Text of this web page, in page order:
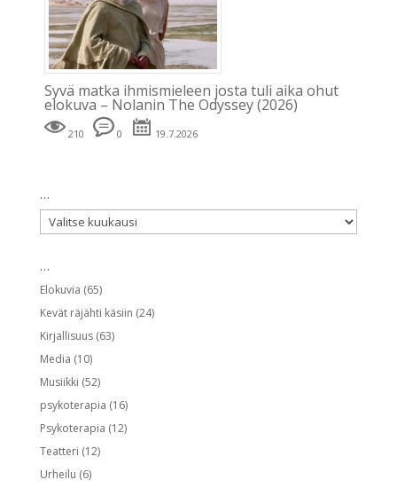
Syvä matka ihmismieleen josta tuli aika ohut
elokuva – Nolanin The Odyssey (2026)
210 0 19.7.2026
…
…
Elokuvia (65)
Kevät räjähti käsiin (24)
Kirjallisuus(63)
Media (10)
Musiikki (52)
psykoterapia (16)
Psykoterapia (12)
Teatteri (12)
Urheilu (6)